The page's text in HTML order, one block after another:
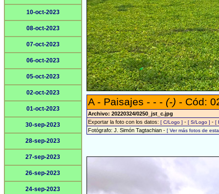
10-oct-2023
08-oct-2023
07-oct-2023
06-oct-2023
05-oct-2023
02-oct-2023
01-oct-2023
30-sep-2023
28-sep-2023
27-sep-2023
26-sep-2023
24-sep-2023
A - Paisajes - - - (-) - Cód:
Archivo: 20220324/0250_jst_c.jpg
Exportar la foto con los datos: [ C/Logo ] - [ S/Logo ] - [
Fotógrafo: J. Simón Tagtachian - [ Ver más fotos de